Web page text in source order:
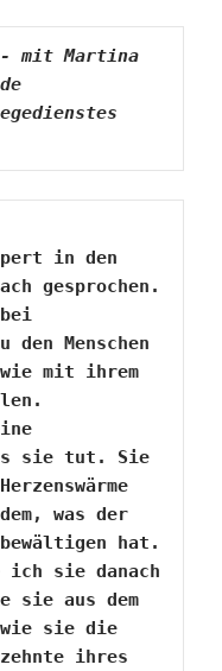
- mit Martina
in den
gesprochen.
Menschen
mit ihrem
sie tut. Sie
was der
hat.
ich sie danach
sie aus dem
sie die
ihres